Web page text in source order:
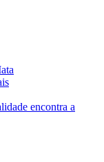
encontra a